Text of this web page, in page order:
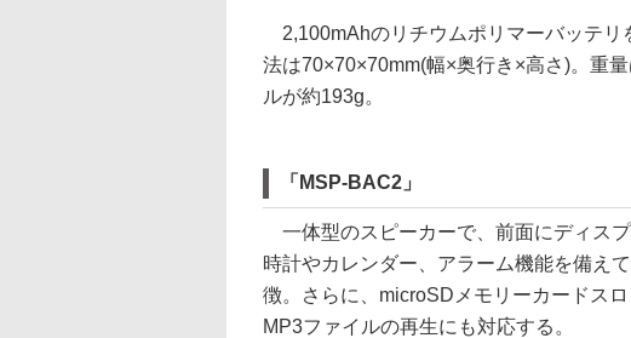
2,100mAhのリチウムポリマーバッテリ
法は70×70×70mm(幅×奥行き×高さ)。重
ルが約193g。
「MSP-BAC2」
一体型のスピーカーで、前面にディスプ
時計やカレンダー、アラーム機能を備え
徴。さらに、microSDメモリーカードスロ
MP3ファイルの再生にも対応する。